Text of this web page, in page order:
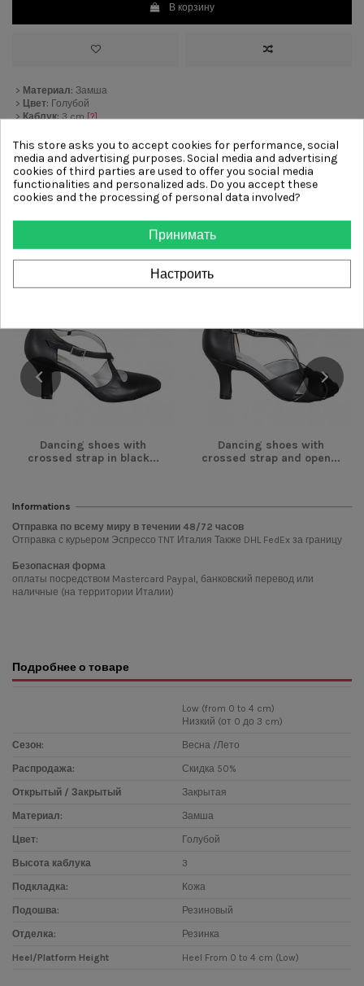
В корзину
> Материал: Замша
> Цвет: Голубой
>Каблук:3 cm[?]
>Подошва:Резиновый
>Отделка: Резинка
Other products from same
Dancing shoes with
crossed strap in black...
Dancing shoes with
crossed strap and open...
-42,00 €
Informations
Отправка по всему миру в течении 48/72 часов
Отправка с курьером Эспрессо TNT Италия Также DHL FedEx за границу
Безопасная форма
оплаты посредством Mastercard Paypal, банковский перевод или
наличные (на территории Италии)
Подробнее о товаре
Low (from 0 to 4 cm)
Низкий (от 0 до 3 cm)
Сезон: Весна /Лето
Распродажа: Скидка 50%
Открытый / Закрытый Закрытая
Материал: Замша
Цвет: Голубой
Высота каблука 3
Подкладка: Кожа
Подошва: Резиновый
Отделка: Резинка
Heel/Platform Height Heel From 0 to 4 cm (Low)
This store asks you to accept cookies for performance, social
media and advertising purposes. Social media and advertising
cookies of third parties are used to offer you social media
functionalities and personalized ads. Do you accept these
cookies and the processing of personal data involved?
Принимать
Настроить